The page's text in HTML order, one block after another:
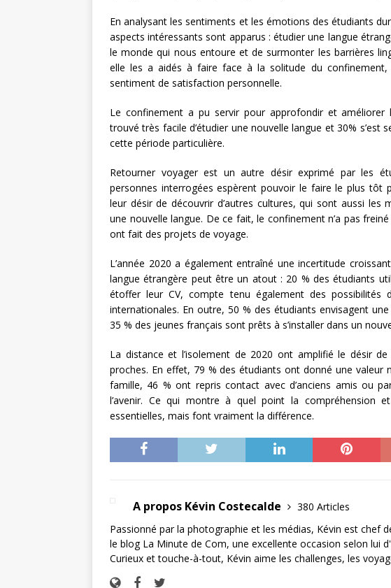
En analysant les sentiments et les émotions des étudiants
aspects intéressants sont apparus : étudier une langue
le monde qui nous entoure et de surmonter les barrières
elle les a aidés à faire face à la solitude du
sentiment de satisfaction personnelle.
Le confinement a pu servir pour approfondir et améliorer
trouvé très facile d’étudier une nouvelle langue et 30%
cette période particulière.
Retourner voyager est un autre désir exprimé par les
personnes interrogées espèrent pouvoir le faire le plus tôt
leur désir de découvrir d’autres cultures, qui sont aussi
une nouvelle langue. De ce fait, le confinement n’a pas
ont fait des projets de voyage.
L’année 2020 a également entraîné une incertitude
langue étrangère peut être un atout : 20 % des étudiants
étoffer leur CV, compte tenu également des possibilités
internationales. En outre, 50 % des étudiants envisagent
35 % des jeunes français sont prêts à s’installer dans un
La distance et l’isolement de 2020 ont amplifié le désir
proches. En effet, 79 % des étudiants ont donné une
famille, 46 % ont repris contact avec d’anciens amis ou
l’avenir. Ce qui montre à quel point la compréhension
essentielles, mais font vraiment la différence.
A propos Kévin Costecalde
380 Articles
Passionné par la photographie et les médias, Kévin est chef
le blog La Minute de Com, une excellente occasion selon lui
Curieux et touche-à-tout, Kévin aime les challenges, les